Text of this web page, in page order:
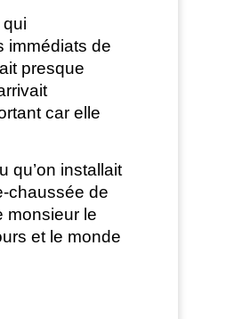
immédiats de
presque
car elle
qu’on installait
chaussée de
monsieur le
et le monde